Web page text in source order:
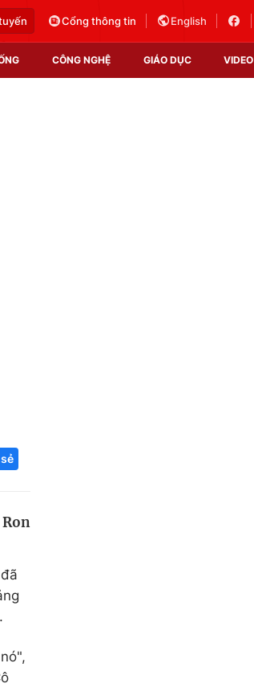
Cổng thông tin English
CÔNG NGHỆ GIÁO DỤC VIDEO
nghệ tương lai